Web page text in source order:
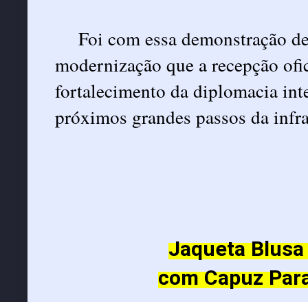
Foi com essa demonstração
modernização que a recepção
fortalecimento da diplomacia
próximos grandes passos da
Jaqueta
com Capuz